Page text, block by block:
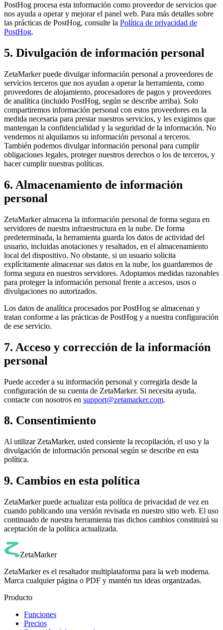
PostHog procesa esta información como proveedor de servicios que
nos ayuda a operar y mejorar el panel web. Para más detalles sobre
las prácticas de PostHog, consulte la Política de privacidad de
PostHog.
5. Divulgación de información personal
ZetaMarker puede divulgar información personal a proveedores de
servicios terceros que nos ayudan a operar la herramienta, como
proveedores de alojamiento, procesadores de pagos y proveedores
de analítica (incluido PostHog, según se describe arriba). Solo
compartiremos información personal con estos proveedores en la
medida necesaria para prestar nuestros servicios, y les exigimos que
mantengan la confidencialidad y la seguridad de la información. No
vendemos ni alquilamos su información personal a terceros.
También podemos divulgar información personal para cumplir
obligaciones legales, proteger nuestros derechos o los de terceros, y
hacer cumplir nuestras políticas.
6. Almacenamiento de información
personal
ZetaMarker almacena la información personal de forma segura en
servidores de nuestra infraestructura en la nube. De forma
predeterminada, la herramienta guarda los datos de actividad del
usuario, incluidas anotaciones y resaltados, en el almacenamiento
local del dispositivo. No obstante, si un usuario solicita
explícitamente almacenar sus datos en la nube, los guardaremos de
forma segura en nuestros servidores. Adoptamos medidas razonables
para proteger la información personal frente a accesos, usos o
divulgaciones no autorizados.
Los datos de analítica procesados por PostHog se almacenan y
tratan conforme a las prácticas de PostHog y a nuestra configuración
de ese servicio.
7. Acceso y corrección de la información
personal
Puede acceder a su información personal y corregirla desde la
configuración de su cuenta de ZetaMarker. Si necesita ayuda,
contacte con nosotros en support@zetamarker.com.
8. Consentimiento
Al utilizar ZetaMarker, usted consiente la recopilación, el uso y la
divulgación de información personal según se describe en esta
política.
9. Cambios en esta política
ZetaMarker puede actualizar esta política de privacidad de vez en
cuando publicando una versión revisada en nuestro sitio web. El uso
continuado de nuestra herramienta tras dichos cambios constituirá su
aceptación de la política actualizada.
ZetaMarker
ZetaMarker es el resaltador multiplataforma para la web moderna.
Marca cualquier página o PDF y mantén tus ideas organizadas.
Producto
Funciones
Precios